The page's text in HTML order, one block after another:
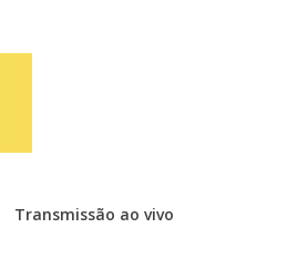
Transmissão ao vivo